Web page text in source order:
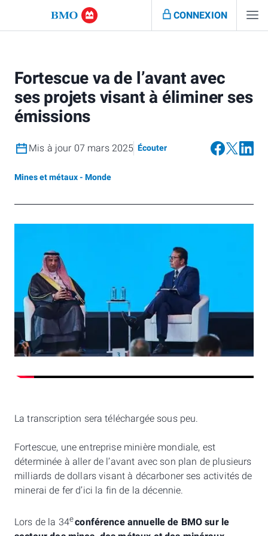
CONNEXION
Fortescue va de l’avant avec
ses projets visant à éliminer ses
émissions
Mis à jour 07 mars 2025 Écouter
Mines et métaux - Monde
La transcription sera téléchargée sous peu.
Fortescue, une entreprise minière mondiale, est
déterminée à aller de l’avant avec son plan de plusieurs
milliards de dollars visant à décarboner ses activités de
minerai de fer d’ici la fin de la décennie.
Lors de la 34econférence annuelle de BMO sur le